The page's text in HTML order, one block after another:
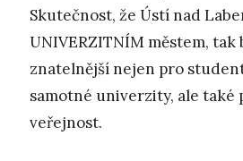
Skutečnost, že Ústí nad
UNIVERZITNÍM městem,
znatelnější nejen pro
samotné univerzity, ale také
veřejnost.